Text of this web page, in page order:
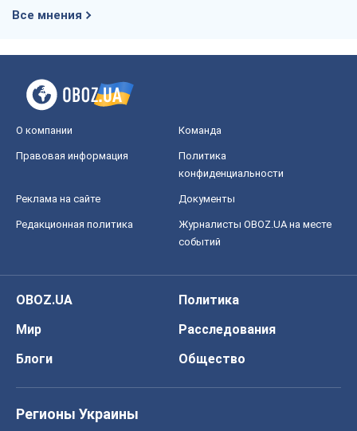
Все мнения
О компании Команда
Правовая информация
Политика
конфиденциальности
Реклама на сайте Документы
Редакционная политика
Журналисты OBOZ.UA на месте
событий
OBOZ.UA
Политика
Мир
Расследования
Блоги
Общество
Регионы Украины